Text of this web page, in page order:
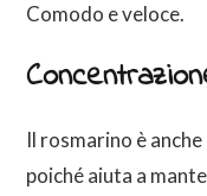
Comodo e veloce.
Il rosmarino è
poiché aiuta a